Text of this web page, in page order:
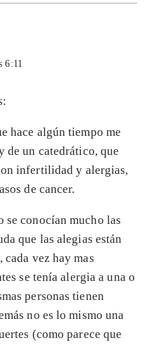
6:11
hace algún tiempo me
de un catedrático, que
infertilidad y alergias,
de cancer.
se conocían mucho las
que las alegias están
vez hay mas
se tenía alergia a una o
personas tienen
no es lo mismo una
(como parece que